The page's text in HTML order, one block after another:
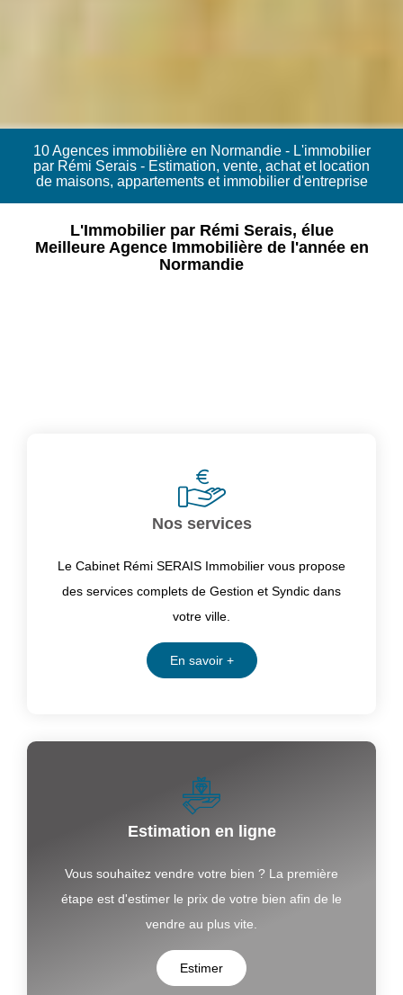
10 Agences immobilière en Normandie - L'immobilier
par Rémi Serais - Estimation, vente, achat et location
de maisons, appartements et immobilier d'entreprise
L'Immobilier par Rémi Serais, élue
Meilleure Agence Immobilière de l'année en
Normandie
Nos services
Le Cabinet Rémi SERAIS Immobilier vous propose
des services complets de Gestion et Syndic dans
votre ville.
En savoir +
Estimation en ligne
Vous souhaitez vendre votre bien ? La première
étape est d'estimer le prix de votre bien afin de le
vendre au plus vite.
Estimer